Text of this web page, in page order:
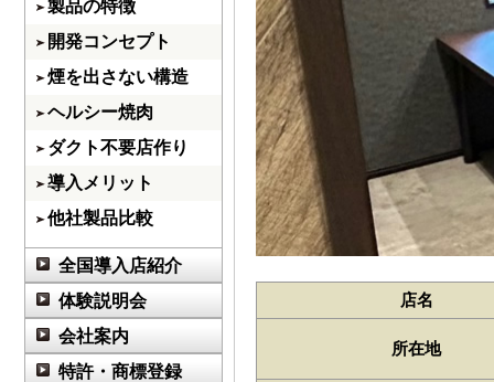
製品の特徴
開発コンセプト
煙を出さない構造
ヘルシー焼肉
ダクト不要店作り
導入メリット
他社製品比較
全国導入店紹介
体験説明会
会社案内
特許・商標登録
店名
所在地